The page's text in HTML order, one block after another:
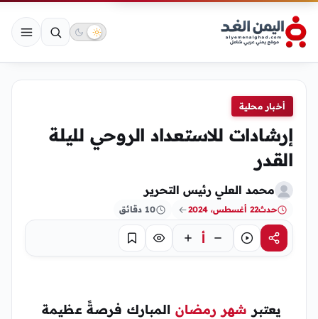
أخبار محلية
إرشادات للاستعداد الروحي لليلة
القدر
محمد العلي رئيس التحرير
حدث22 أغسطس، 2024 10 دقائق
مشاركةاستماع أ تركيز حفظ
يعتبر شهر رمضان المبارك فرصةً عظيمة